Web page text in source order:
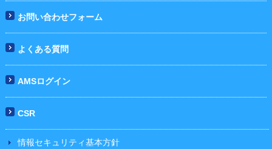
お問い合わせフォーム
よくある質問
AMSログイン
CSR
情報セキュリティ基本方針